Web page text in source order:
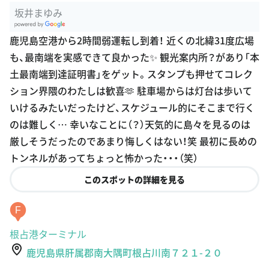
坂井まゆみ
oogle Plac
es
鹿児島空港から2時間弱運転し到着！ 近くの北緯31度広場
も、最南端を実感できて良かった✨ 観光案内所？があり「本
土最南端到達証明書」をゲット。スタンプも押せてコレク
ション界隈のわたしは歓喜🫶 駐車場からは灯台は歩いて
いけるみたいだったけど、スケジュール的にそこまで行く
のは難しく… 幸いなことに（？）天気的に島々を見るのは
厳しそうだったのであまり悔しくはない！笑 最初に長めの
トンネルがあってちょっと怖かった・・・（笑）
このスポットの詳細を見る
F
根占港ターミナル
鹿児島県肝属郡南大隅町根占川南７２１-２０